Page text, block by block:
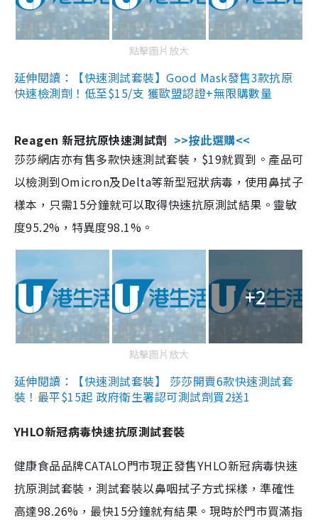
點擊圖片放大
延伸閱讀：【快速測試套裝】Good Mask發售3款抗原
快速檢測劑！低至$15/支 獲歐盟認證+無限購數量
Reagen 新冠抗原快速測試劑 >>按此選購<<
莎莎網店亦有售多款快速測試套裝，$19就買到。產品可
以檢測到Omicron及Delta等新型冠狀病毒，使用鼻拭子
樣本，只需15分鐘就可以取得快速抗原測試結果。靈敏
度95.2%，特異度98.1%。
+2
點擊圖片放大
延伸閱讀：【快速測試套裝】 莎莎開賣6款快速測試套
裝！最平$15起 政府衛生署認可測試劑買2送1
YHLO新冠病毒快速抗原測試套裝
健康食品品牌CATALO門市現正發售YHLO新冠病毒快速
抗原測試套裝，測試套裝以鼻咽拭子方式採樣，準確性
高達98.26%，最快15分鐘就有結果。現時於門市買滿指